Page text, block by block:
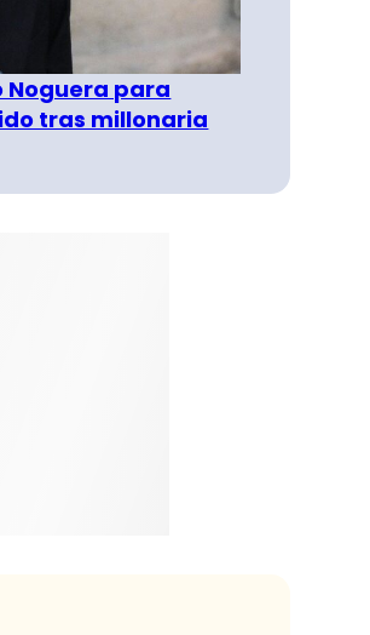
Noguera para
tras millonaria